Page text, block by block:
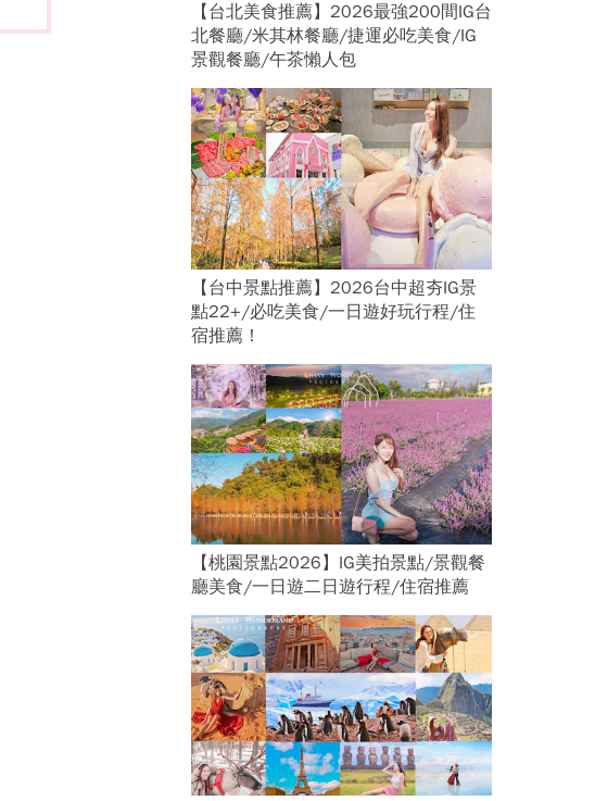
【台北美食推薦】2026最強200間IG台
北餐廳/米其林餐廳/捷運必吃美食/IG
景觀餐廳/午茶懶人包
【台中景點推薦】2026台中超夯IG景
點22+/必吃美食/一日遊好玩行程/住
宿推薦！
【桃園景點2026】IG美拍景點/景觀餐
廳美食/一日遊二日遊行程/住宿推薦